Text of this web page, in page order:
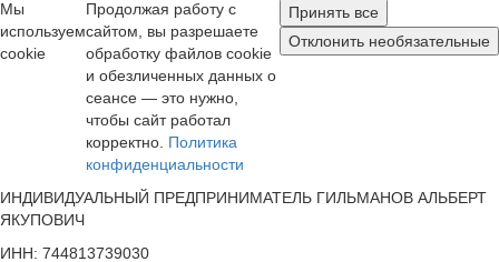
Мы
используем
cookie
Продолжая работу с
сайтом, вы разрешаете
обработку файлов cookie
и обезличенных данных о
сеансе — это нужно,
чтобы сайт работал
корректно. Политика
конфиденциальности
Принять все
Отклонить необязательные
ИНДИВИДУАЛЬНЫЙ ПРЕДПРИНИМАТЕЛЬ ГИЛЬМАНОВ АЛЬБЕРТ
ЯКУПОВИЧ
ИНН: 744813739030